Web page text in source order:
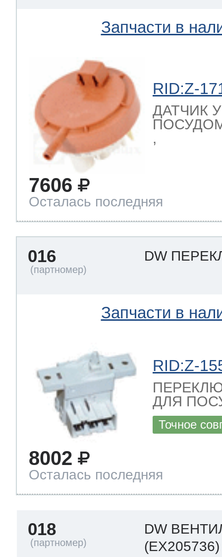
Запчасти в
RID:Z-
ДАТЧИК
,
7606
Осталась последняя
016 DW
Запчасти в
RID:Z-
ДЛЯ
Точное
8002
Осталась последняя
018
DW
(EX205736)